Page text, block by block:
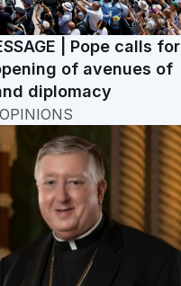
| Pope calls for
of avenues of
diplomacy